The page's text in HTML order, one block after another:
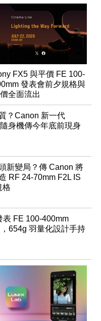
FX5 與平價 FE 100-
發表會前夕規格與
全面流出
？Canon 新一代
身機傳今年底前現身
新變局？傳 Canon 將
RF 24-70mm F2L IS
格
表 FE 100-400mm
654g 羽量化設計手持